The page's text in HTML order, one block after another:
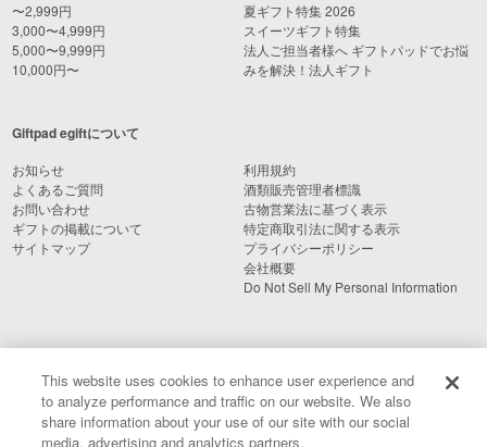
〜2,999円
3,000〜4,999円
5,000〜9,999円
10,000円〜
夏ギフト特集 2026
スイーツギフト特集
法人ご担当者様へ ギフトパッドでお悩
みを解決！法人ギフト
Giftpad egiftについて
お知らせ
よくあるご質問
お問い合わせ
ギフトの掲載について
サイトマップ
利用規約
酒類販売管理者標識
古物営業法に基づく表示
特定商取引法に関する表示
プライバシーポリシー
会社概要
Do Not Sell My Personal Information
This website uses cookies to enhance user experience and
to analyze performance and traffic on our website. We also
share information about your use of our site with our social
media, advertising and analytics partners.